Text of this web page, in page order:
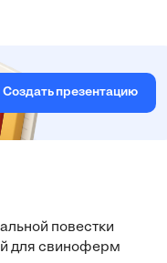
Создать презентацию
повестки
для свиноферм